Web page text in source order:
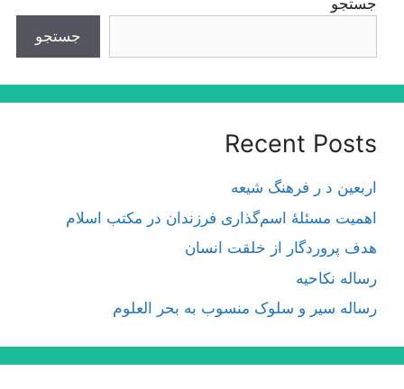
جستجو
جستجو
Recent Posts
اربعین د ر فرهنگ شیعه
اهمیت مسئلۀ اسم‌گذارى فرزندان در مكتب اسلام
هدف پروردگار از خلقت انسان
رساله نکاحیه
رساله سیر و سلوک منسوب به بحر العلوم